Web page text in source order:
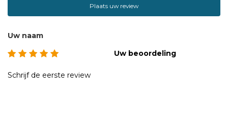
Floris de minstreel:
De zoon van de smid
Strijd met gesloten vizier
Dubbele dreiging
Plaats uw review
Uw naam
Uw beoordeling
Schrijf de eerste review